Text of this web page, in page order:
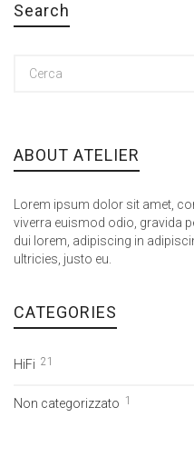
Search
ABOUT ATELIER
Lorem ipsum dolor sit amet,
viverra euismod odio, gravida
dui lorem, adipiscing in
ultricies, justo eu.
CATEGORIES
HiFi 21
Non categorizzato 1